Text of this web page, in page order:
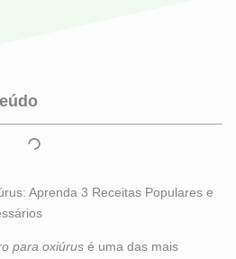
Aprenda 3 Receitas Populares e
para oxiúrus é uma das mais